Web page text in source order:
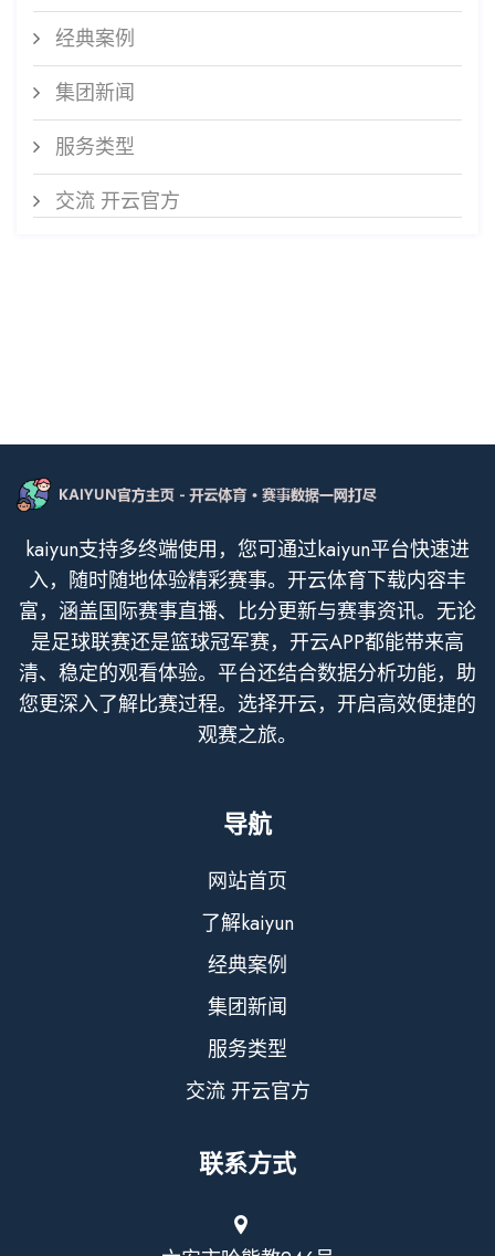
经典案例
集团新闻
服务类型
交流 开云官方
kaiyun支持多终端使用，您可通过kaiyun平台快速进
入，随时随地体验精彩赛事。开云体育下载内容丰
富，涵盖国际赛事直播、比分更新与赛事资讯。无论
是足球联赛还是篮球冠军赛，开云APP都能带来高
清、稳定的观看体验。平台还结合数据分析功能，助
您更深入了解比赛过程。选择开云，开启高效便捷的
观赛之旅。
导航
网站首页
了解kaiyun
经典案例
集团新闻
服务类型
交流 开云官方
联系方式